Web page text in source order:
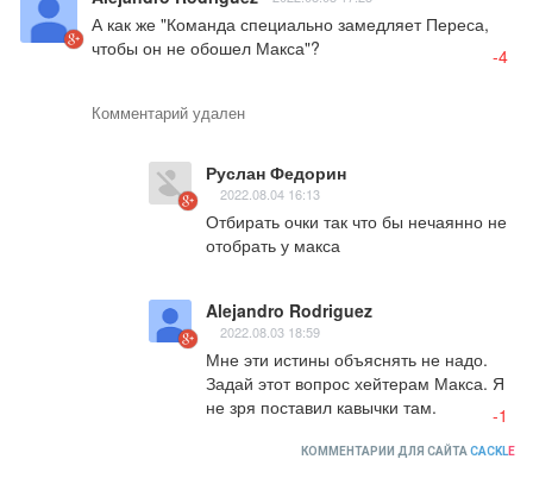
А как же "Команда специально замедляет Переса,
чтобы он не обошел Макса"?
-4
Комментарий удален
Руслан Федорин
2022.08.04 16:13
Отбирать очки так что бы нечаянно не
отобрать у макса
Alejandro Rodriguez
2022.08.03 18:59
Мне эти истины объяснять не надо.
Задай этот вопрос хейтерам Макса. Я
не зря поставил кавычки там.
-1
КОММЕНТАРИИ ДЛЯ САЙТА CACKLE